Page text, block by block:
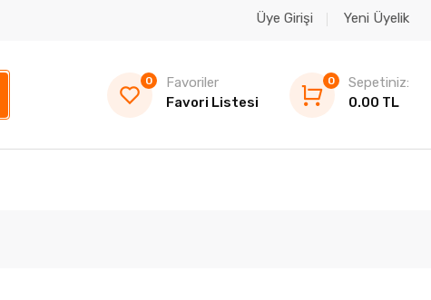
Üye Girişi Yeni Üyelik
0
Favoriler
Favori Listesi
0
Sepetiniz:
0.00 TL